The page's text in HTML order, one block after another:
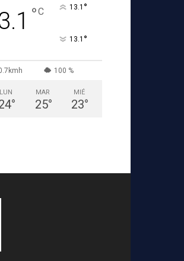
°C 13.1 °
13.1 °
100 %
LUN
°
MAR
25°
MIÉ
23°